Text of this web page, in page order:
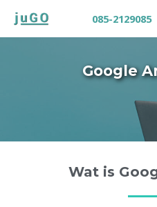
085-2129085
Google
Wat is